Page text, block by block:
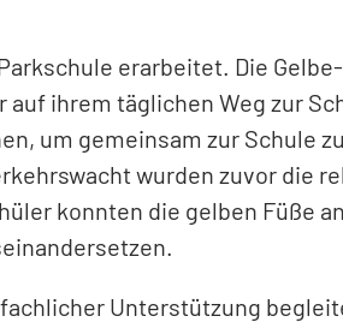
erarbeitet. Die
ihrem täglichen Weg zur
um gemeinsam zur Schule
wurden zuvor die
konnten die gelben Füße
Unterstützung